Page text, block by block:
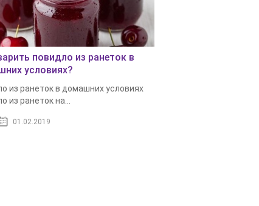
повидло из ранеток в
условиях?
из ранеток в домашних условиях
из ранеток на...
01.02.2019